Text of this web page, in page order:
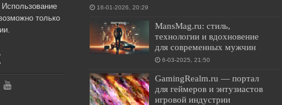
только
16-01-2026, 20:29
MansMag.ru: стиль,
технологии и вдохновение
для современных мужчин
6-03-2025, 21:50
GamingRealm.ru — портал
для геймеров и энтузиастов
игровой индустрии